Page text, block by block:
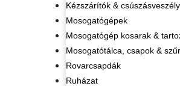
Kézszárítók &
Mosogatógépek
Mosogatógép kosarak &
Mosogatótálca, csapok &
Rovarcsapdák
Ruházat